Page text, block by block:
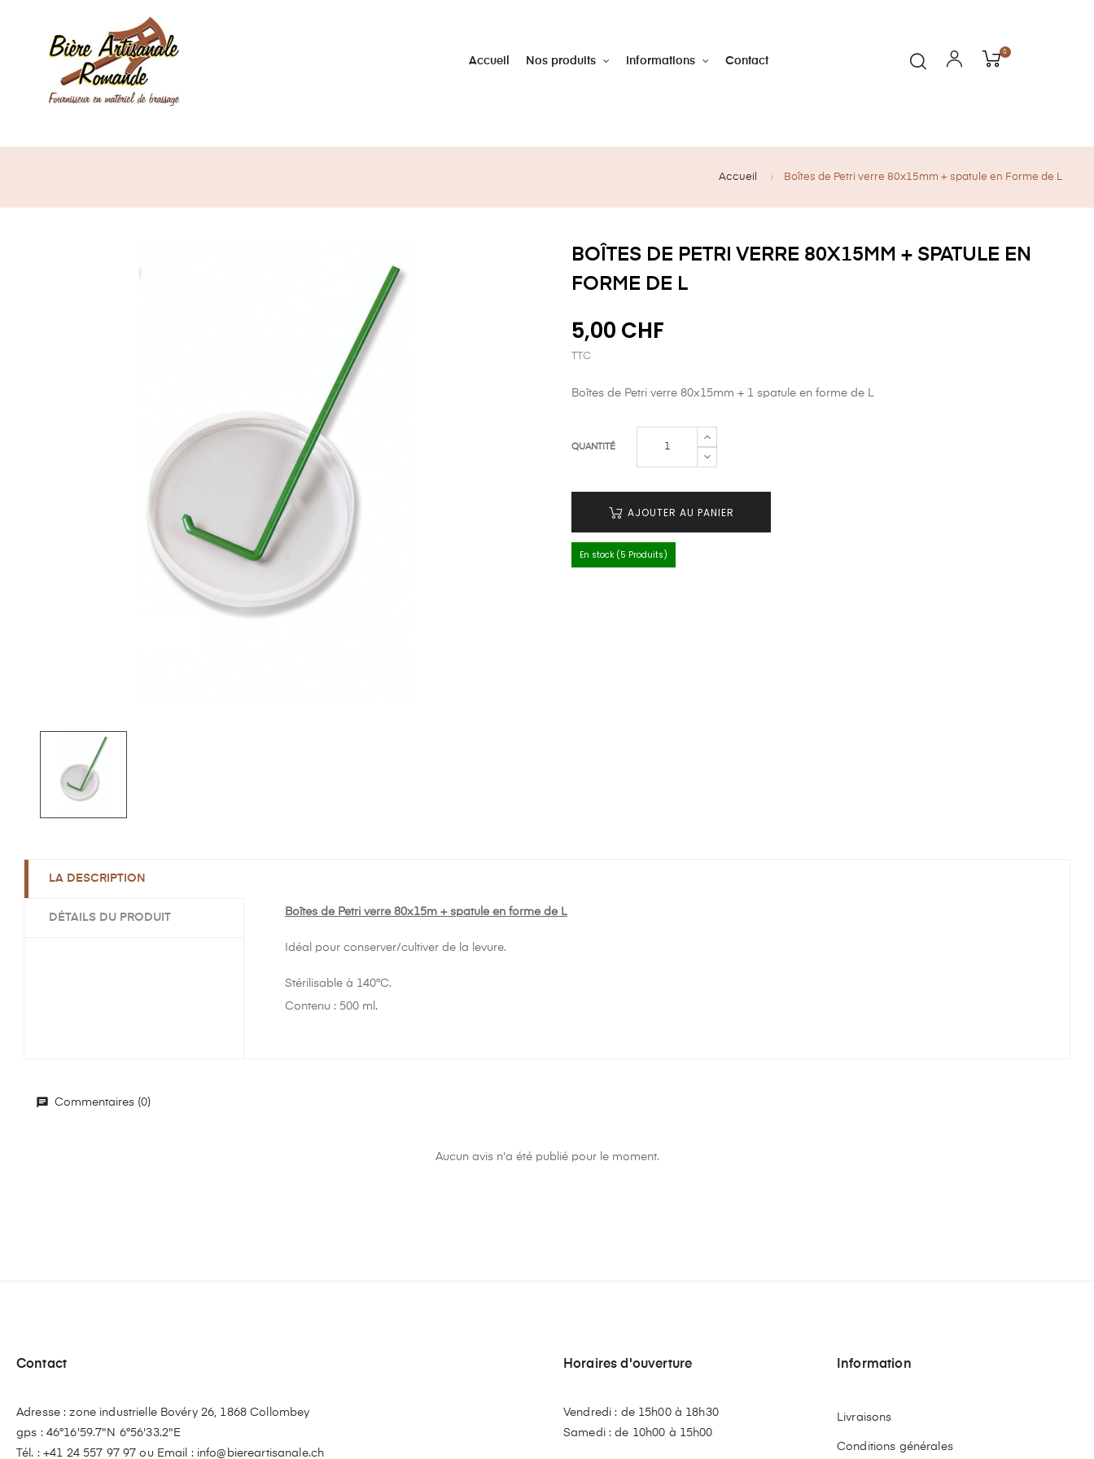
Accueil Nos produits Informations Contact
0
Accueil Boîtes de Petri verre 80x15mm + spatule en Forme de L
BOÎTES DE PETRI VERRE 80X15MM + SPATULE EN
FORME DE L
5,00 CHF
TTC
Boîtes de Petri verre 80x15mm + 1 spatule en forme de L
QUANTITÉ
AJOUTER AU PANIER
En stock (5 Produits)
LA DESCRIPTION
DÉTAILS DU PRODUIT Boîtes de Petri verre 80x15m + spatule en forme de L
Idéal pour conserver/cultiver de la levure.
Stérilisable à 140°C.
Contenu : 500 ml.
Commentaires (0)
Aucun avis n'a été publié pour le moment.
Contact
Adresse : zone industrielle Bovéry 26, 1868 Collombey
gps : 46°16'59.7"N 6°56'33.2"E
Tél. : +41 24 557 97 97 ou Email : info@biereartisanale.ch
Horaires d'ouverture
Vendredi : de 15h00 à 18h30
Samedi : de 10h00 à 15h00
Information
Livraisons
Conditions générales